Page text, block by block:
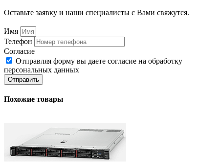
Оставьте заявку и наши специалисты с Вами свяжутся.
Имя
Телефон
Согласие
Отправляя форму вы даете согласие на обработку
персональных данных
Отправить
Похожие товары